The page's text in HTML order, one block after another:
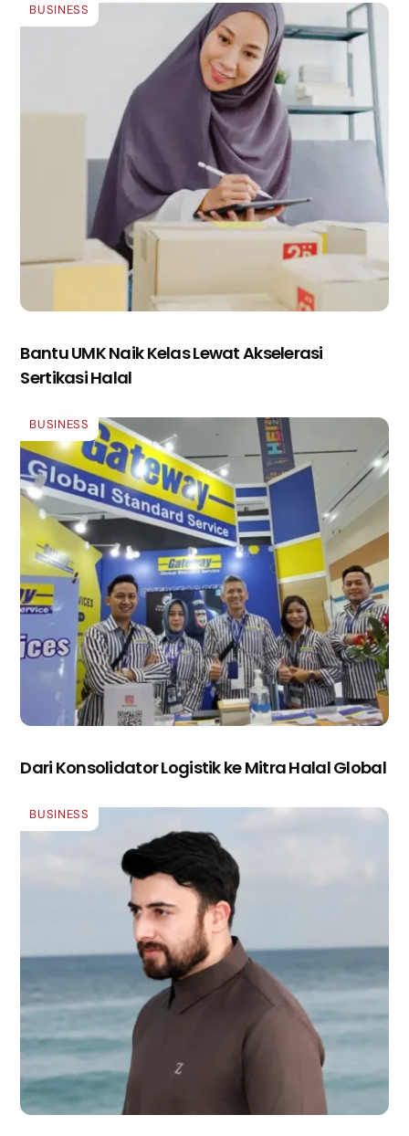
BUSINESS
Bantu UMK Naik Kelas Lewat Akselerasi
Sertikasi Halal
BUSINESS
Dari Konsolidator Logistik ke Mitra Halal Global
BUSINESS